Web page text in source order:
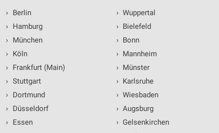
›
Berlin
›
Hamburg
›
München
›
Köln
›
Frankfurt (Main)
› Stuttgart
›
Dortmund
›
Düsseldorf
›
Essen
› Wuppertal
› Bielefeld
› Bonn
› Mannheim
› Münster
› Karlsruhe
› Wiesbaden
› Augsburg
› Gelsenkirchen